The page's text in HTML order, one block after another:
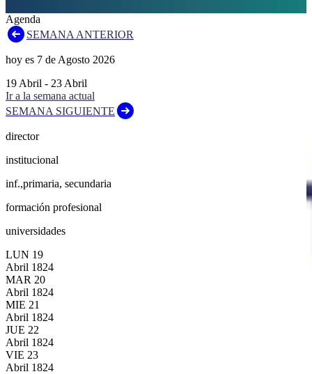
Agenda
SEMANA ANTERIOR
hoy es 7 de Agosto 2026
19 Abril - 23 Abril
Ir a la semana actual
SEMANA SIGUIENTE
director
institucional
inf.,primaria, secundaria
formación profesional
universidades
LUN 19
Abril 1824
MAR 20
Abril 1824
MIE 21
Abril 1824
JUE 22
Abril 1824
VIE 23
Abril 1824